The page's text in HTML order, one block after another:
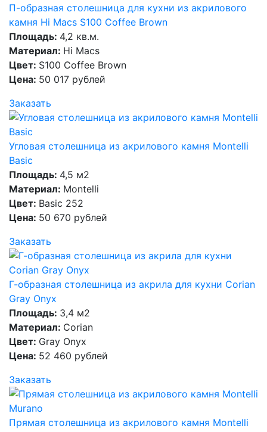
П-образная столешница для кухни из акрилового
камня Hi Macs S100 Coffee Brown
Площадь: 4,2 кв.м.
Материал: Hi Macs
Цвет: S100 Coffee Brown
Цена: 50 017 рублей
Заказать
Угловая столешница из акрилового камня Montelli
Basic
Площадь: 4,5 м2
Материал: Montelli
Цвет: Basic 252
Цена: 50 670 рублей
Заказать
Г-образная столешница из акрила для кухни Corian
Gray Onyx
Площадь: 3,4 м2
Материал: Corian
Цвет: Gray Onyx
Цена: 52 460 рублей
Заказать
Прямая столешница из акрилового камня Montelli